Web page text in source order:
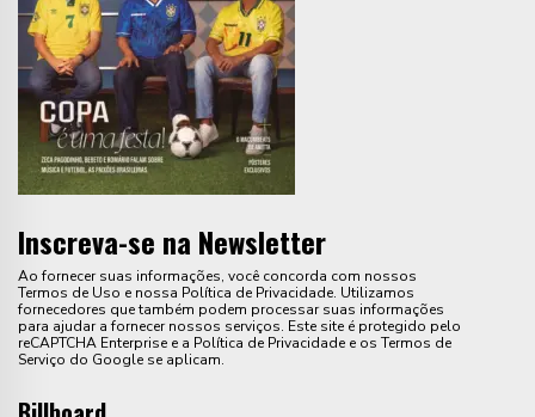
Inscreva-se na Newsletter
Ao fornecer suas informações, você concorda com nossos
Termos de Uso e nossa Política de Privacidade. Utilizamos
fornecedores que também podem processar suas informações
para ajudar a fornecer nossos serviços. Este site é protegido pelo
reCAPTCHA Enterprise e a Política de Privacidade e os Termos de
Serviço do Google se aplicam.